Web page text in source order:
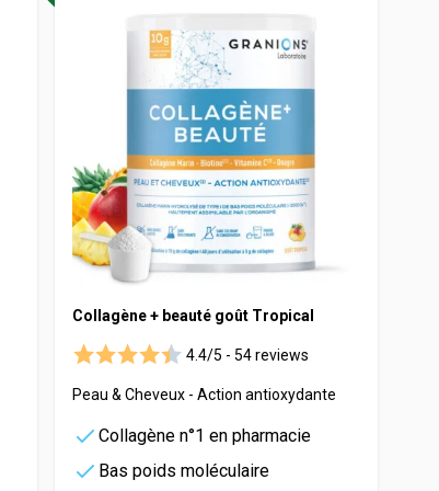
Quinquina
Reine des prés
Rhodiola
Vigne rouge
Safran
Collagène + beauté goût Tropical
4.4/5 - 54 reviews
Peau & Cheveux - Action antioxydante
Collagène n°1 en pharmacie
Bas poids moléculaire